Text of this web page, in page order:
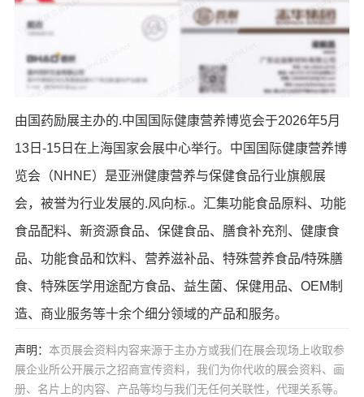
由国药励展主办的.中国国际健康营养博览会于2026年5月
13日-15日在上海国家会展中心举行。中国国际健康营养博
览会（NHNE）是亚洲健康营养与保健食品行业旗舰展
会，被誉为行业发展的.风向标.。汇集功能食品原料、功能
食品配料、新资源食品、保健食品、膳食补充剂、健康食
品、功能食品和饮料、营养滋补品、特殊营养食品/特殊膳
食、特殊医学用途配方食品、益生菌、保健用品、OEM制
造、商业服务等十余个细分领域的产品和服务。
声明： 本页展会资料内容来源于主办方或我们在展会现场上收取参
展企业所公开展示之招商宣传资料，我们为你代收的展会资料、画
册、名片上的内容、产品等均与我们无任何关联性，代理关系等。